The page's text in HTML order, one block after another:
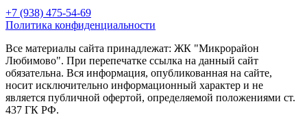
+7 (938) 475-54-69
Политика конфиденциальности
Все материалы сайта принадлежат: ЖК "Микрорайон
Любимово". При перепечатке ссылка на данный сайт
обязательна. Вся информация, опубликованная на сайте,
носит исключительно информационный характер и не
является публичной офертой, определяемой положениями ст.
437 ГК РФ.